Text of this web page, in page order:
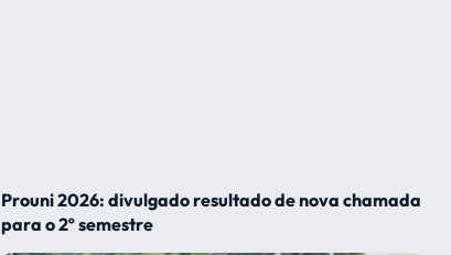
Prouni 2026: divulgado resultado de nova chamada
para o 2º semestre